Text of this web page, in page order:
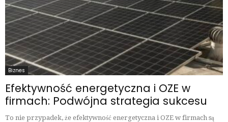
Biznes
Efektywność energetyczna i OZE w
firmach: Podwójna strategia sukcesu
To nie przypadek, że efektywność energetyczna i OZE w firmach są